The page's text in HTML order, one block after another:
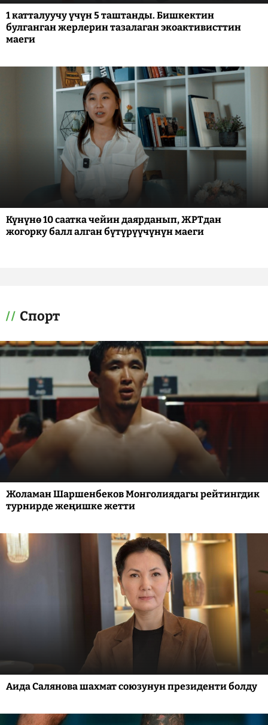
1 катталуучу үчүн 5 таштанды. Бишкектин
булганган жерлерин тазалаган экоактивисттин
маеги
Күнүнө 10 саатка чейин даярданып, ЖРТдан
жогорку балл алган бүтүрүүчүнүн маеги
Спорт
Жоламан Шаршенбеков Монголиядагы рейтингдик
турнирде жеңишке жетти
Аида Салянова шахмат союзунун президенти болду